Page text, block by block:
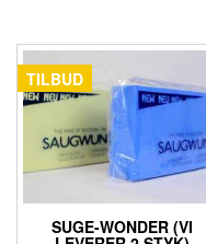
TILBUD
SUGE-WONDER (VI